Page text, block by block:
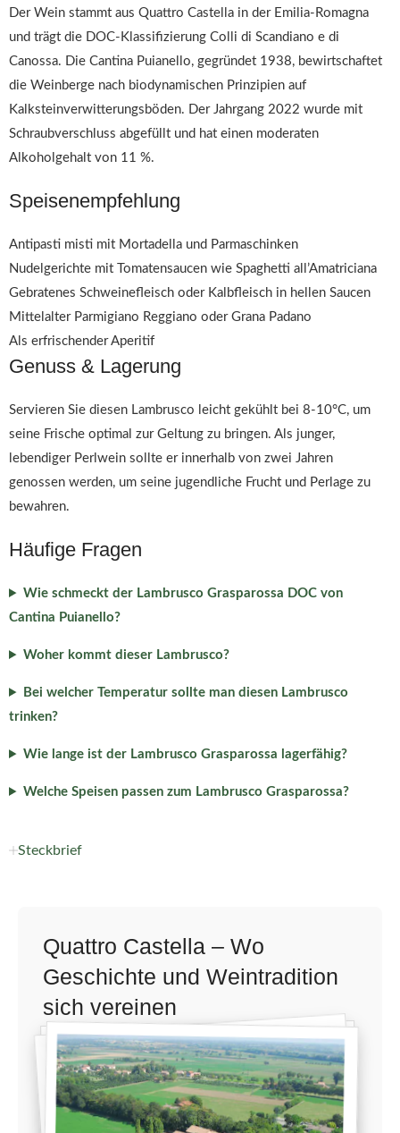
Der Wein stammt aus Quattro Castella in der Emilia-Romagna
und trägt die DOC-Klassifizierung Colli di Scandiano e di
Canossa. Die Cantina Puianello, gegründet 1938, bewirtschaftet
die Weinberge nach biodynamischen Prinzipien auf
Kalksteinverwitterungsböden. Der Jahrgang 2022 wurde mit
Schraubverschluss abgefüllt und hat einen moderaten
Alkoholgehalt von 11 %.
Speisenempfehlung
Antipasti misti mit Mortadella und Parmaschinken
Nudelgerichte mit Tomatensaucen wie Spaghetti all’Amatriciana
Gebratenes Schweinefleisch oder Kalbfleisch in hellen Saucen
Mittelalter Parmigiano Reggiano oder Grana Padano
Als erfrischender Aperitif
Genuss & Lagerung
Servieren Sie diesen Lambrusco leicht gekühlt bei 8-10°C, um
seine Frische optimal zur Geltung zu bringen. Als junger,
lebendiger Perlwein sollte er innerhalb von zwei Jahren
genossen werden, um seine jugendliche Frucht und Perlage zu
bewahren.
Häufige Fragen
Wie schmeckt der Lambrusco Grasparossa DOC von
Cantina Puianello?
Woher kommt dieser Lambrusco?
Bei welcher Temperatur sollte man diesen Lambrusco
trinken?
Wie lange ist der Lambrusco Grasparossa lagerfähig?
Welche Speisen passen zum Lambrusco Grasparossa?
Steckbrief
Quattro Castella – Wo
Geschichte und Weintradition
sich vereinen